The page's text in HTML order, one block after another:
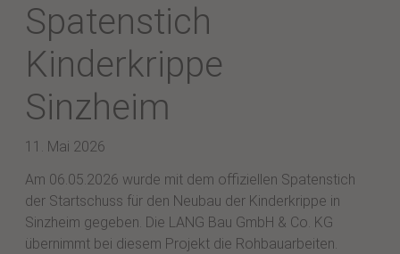
Spatenstich
Kinderkrippe
Sinzheim
11. Mai 2026
Am 06.05.2026 wurde mit dem offiziellen Spatenstich
der Startschuss für den Neubau der Kinderkrippe in
Sinzheim gegeben. Die LANG Bau GmbH & Co. KG
übernimmt bei diesem Projekt die Rohbauarbeiten.